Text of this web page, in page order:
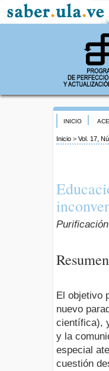
INICIO
Inicio > Vol. 17,
Resumen
El objetivo
nuevo
científica),
y la
especial
cuestión